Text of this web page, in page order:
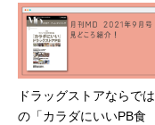
稿
ナ
ビ
ゲ
ドラッグストアならでは
の「カラダにいいPB食